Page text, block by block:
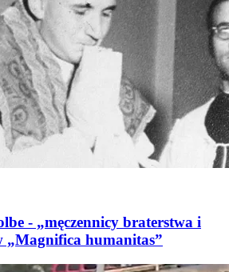
- „męczennicy braterstwa i
„Magnifica humanitas”